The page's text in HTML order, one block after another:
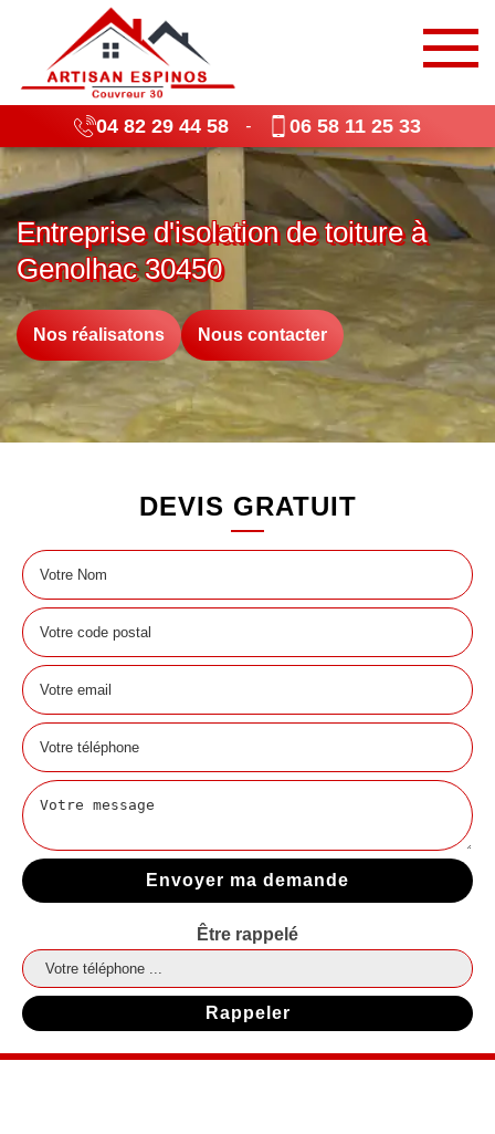
04 82 29 44 58 - 06 58 11 25 33
Entreprise d'isolation de toiture à
Genolhac 30450
Nos réalisatons Nous contacter
DEVIS GRATUIT
Être rappelé